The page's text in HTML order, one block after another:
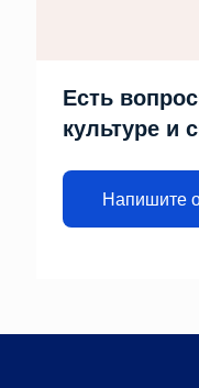
Есть
культуре и
Напишите